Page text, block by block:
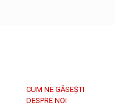
CUM NE GĂSEȘTI
DESPRE NOI